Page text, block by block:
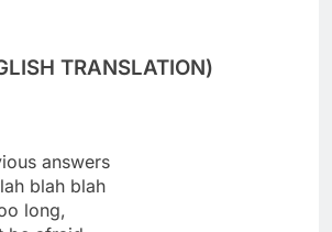
TRANSLATION)
answers
blah blah
long,